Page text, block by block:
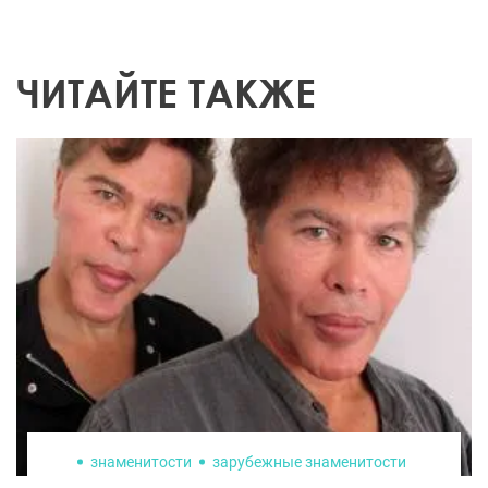
ЧИТАЙТЕ ТАКЖЕ
знаменитости зарубежные знаменитости